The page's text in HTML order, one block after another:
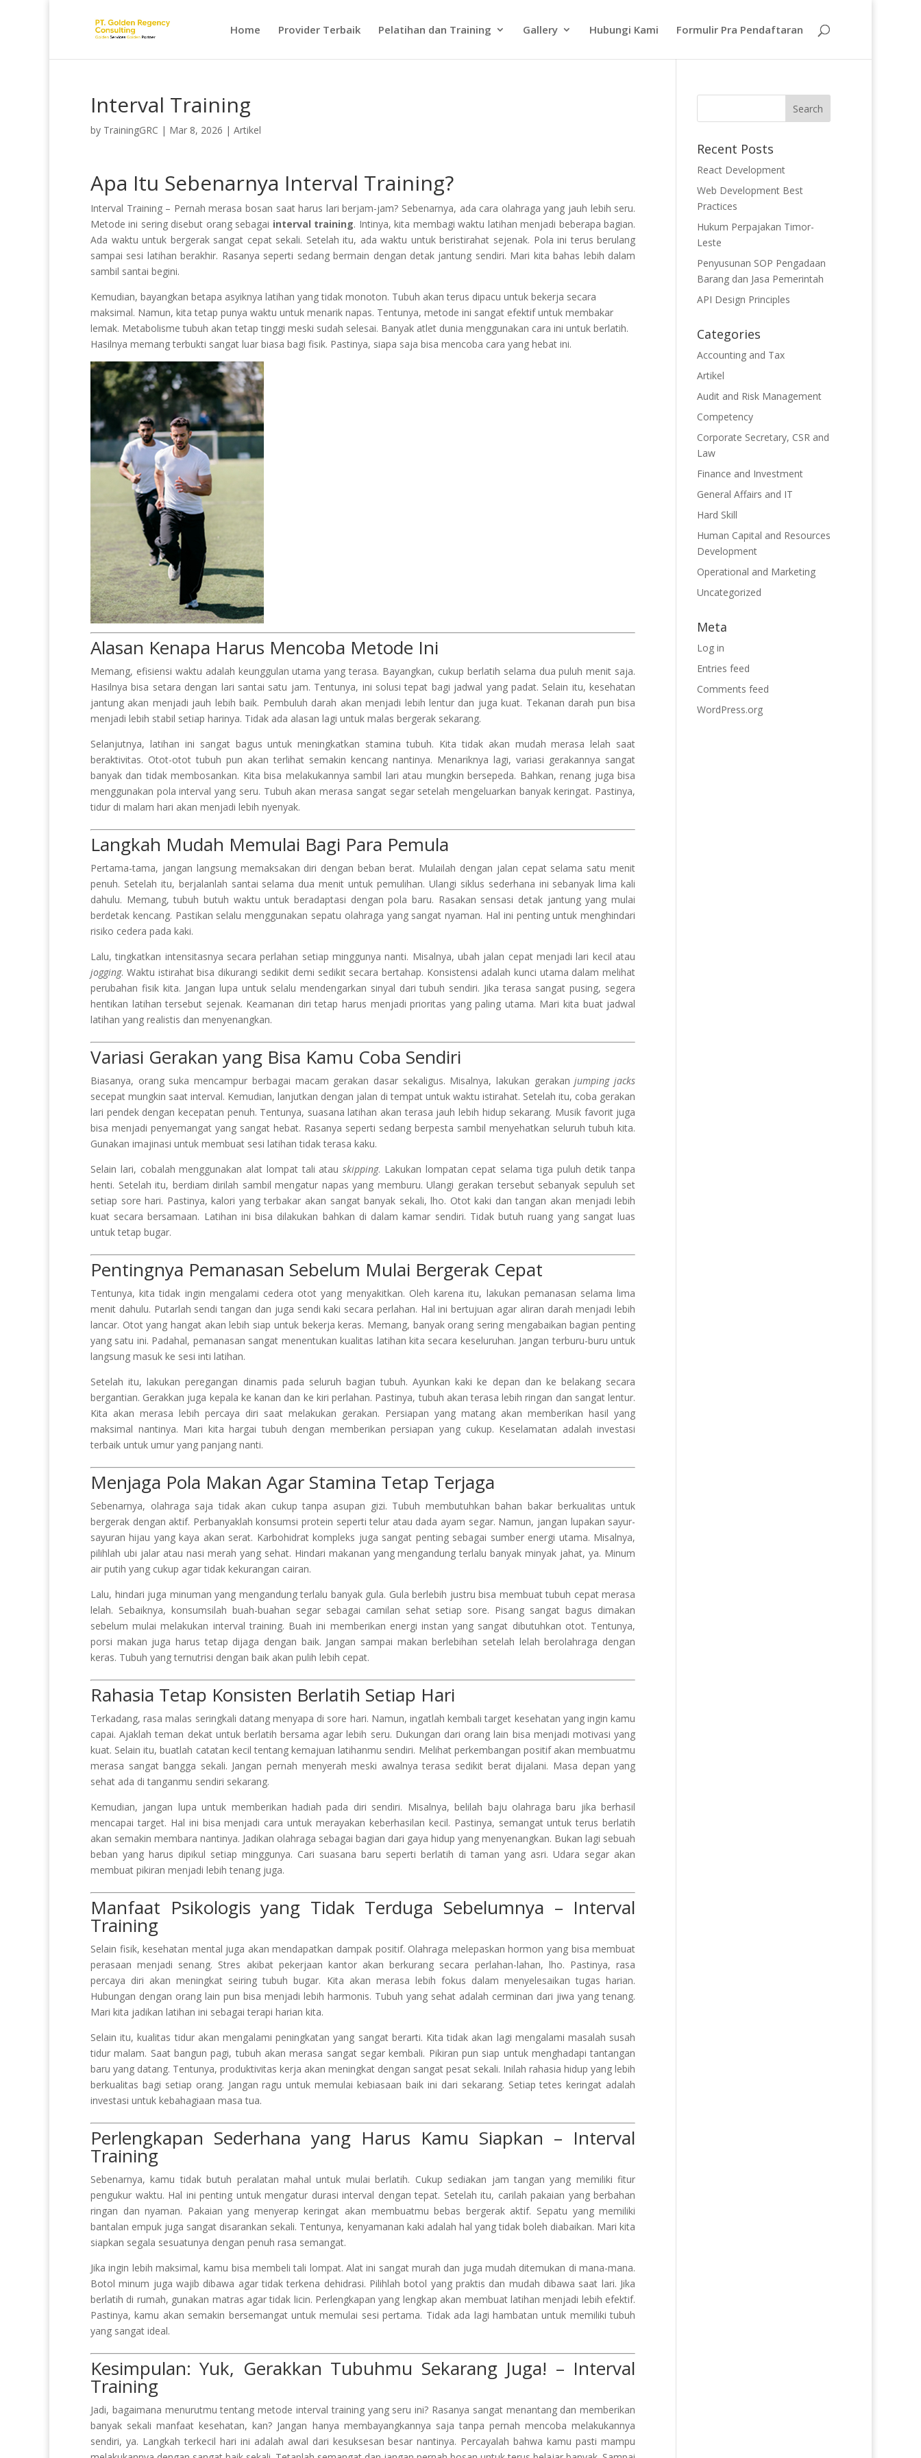
Home Provider Terbaik Pelatihan dan Training Gallery Hubungi Kami Formulir Pra Pendaftaran
Interval Training
by TrainingGRC | Mar 8, 2026 | Artikel
Apa Itu Sebenarnya Interval Training?
Interval Training – Pernah merasa bosan saat harus lari berjam-jam? Sebenarnya, ada cara olahraga yang jauh lebih seru.
Metode ini sering disebut orang sebagai interval training. Intinya, kita membagi waktu latihan menjadi beberapa bagian.
Ada waktu untuk bergerak sangat cepat sekali. Setelah itu, ada waktu untuk beristirahat sejenak. Pola ini terus berulang
sampai sesi latihan berakhir. Rasanya seperti sedang bermain dengan detak jantung sendiri. Mari kita bahas lebih dalam
sambil santai begini.
Kemudian, bayangkan betapa asyiknya latihan yang tidak monoton. Tubuh akan terus dipacu untuk bekerja secara
maksimal. Namun, kita tetap punya waktu untuk menarik napas. Tentunya, metode ini sangat efektif untuk membakar
lemak. Metabolisme tubuh akan tetap tinggi meski sudah selesai. Banyak atlet dunia menggunakan cara ini untuk berlatih.
Hasilnya memang terbukti sangat luar biasa bagi fisik. Pastinya, siapa saja bisa mencoba cara yang hebat ini.
Alasan Kenapa Harus Mencoba Metode Ini
Memang, efisiensi waktu adalah keunggulan utama yang terasa. Bayangkan, cukup berlatih selama dua puluh menit saja.
Hasilnya bisa setara dengan lari santai satu jam. Tentunya, ini solusi tepat bagi jadwal yang padat. Selain itu, kesehatan
jantung akan menjadi jauh lebih baik. Pembuluh darah akan menjadi lebih lentur dan juga kuat. Tekanan darah pun bisa
menjadi lebih stabil setiap harinya. Tidak ada alasan lagi untuk malas bergerak sekarang.
Selanjutnya, latihan ini sangat bagus untuk meningkatkan stamina tubuh. Kita tidak akan mudah merasa lelah saat
beraktivitas. Otot-otot tubuh pun akan terlihat semakin kencang nantinya. Menariknya lagi, variasi gerakannya sangat
banyak dan tidak membosankan. Kita bisa melakukannya sambil lari atau mungkin bersepeda. Bahkan, renang juga bisa
menggunakan pola interval yang seru. Tubuh akan merasa sangat segar setelah mengeluarkan banyak keringat. Pastinya,
tidur di malam hari akan menjadi lebih nyenyak.
Langkah Mudah Memulai Bagi Para Pemula
Pertama-tama, jangan langsung memaksakan diri dengan beban berat. Mulailah dengan jalan cepat selama satu menit
penuh. Setelah itu, berjalanlah santai selama dua menit untuk pemulihan. Ulangi siklus sederhana ini sebanyak lima kali
dahulu. Memang, tubuh butuh waktu untuk beradaptasi dengan pola baru. Rasakan sensasi detak jantung yang mulai
berdetak kencang. Pastikan selalu menggunakan sepatu olahraga yang sangat nyaman. Hal ini penting untuk menghindari
risiko cedera pada kaki.
Lalu, tingkatkan intensitasnya secara perlahan setiap minggunya nanti. Misalnya, ubah jalan cepat menjadi lari kecil atau
jogging. Waktu istirahat bisa dikurangi sedikit demi sedikit secara bertahap. Konsistensi adalah kunci utama dalam melihat
perubahan fisik kita. Jangan lupa untuk selalu mendengarkan sinyal dari tubuh sendiri. Jika terasa sangat pusing, segera
hentikan latihan tersebut sejenak. Keamanan diri tetap harus menjadi prioritas yang paling utama. Mari kita buat jadwal
latihan yang realistis dan menyenangkan.
Variasi Gerakan yang Bisa Kamu Coba Sendiri
Biasanya, orang suka mencampur berbagai macam gerakan dasar sekaligus. Misalnya, lakukan gerakanjumping jacks
secepat mungkin saat interval. Kemudian, lanjutkan dengan jalan di tempat untuk waktu istirahat. Setelah itu, coba gerakan
lari pendek dengan kecepatan penuh. Tentunya, suasana latihan akan terasa jauh lebih hidup sekarang. Musik favorit juga
bisa menjadi penyemangat yang sangat hebat. Rasanya seperti sedang berpesta sambil menyehatkan seluruh tubuh kita.
Gunakan imajinasi untuk membuat sesi latihan tidak terasa kaku.
Selain lari, cobalah menggunakan alat lompat tali atauskipping. Lakukan lompatan cepat selama tiga puluh detik tanpa
henti. Setelah itu, berdiam dirilah sambil mengatur napas yang memburu. Ulangi gerakan tersebut sebanyak sepuluh set
setiap sore hari. Pastinya, kalori yang terbakar akan sangat banyak sekali, lho. Otot kaki dan tangan akan menjadi lebih
kuat secara bersamaan. Latihan ini bisa dilakukan bahkan di dalam kamar sendiri. Tidak butuh ruang yang sangat luas
untuk tetap bugar.
Pentingnya Pemanasan Sebelum Mulai Bergerak Cepat
Tentunya, kita tidak ingin mengalami cedera otot yang menyakitkan. Oleh karena itu, lakukan pemanasan selama lima
menit dahulu. Putarlah sendi tangan dan juga sendi kaki secara perlahan. Hal ini bertujuan agar aliran darah menjadi lebih
lancar. Otot yang hangat akan lebih siap untuk bekerja keras. Memang, banyak orang sering mengabaikan bagian penting
yang satu ini. Padahal, pemanasan sangat menentukan kualitas latihan kita secara keseluruhan. Jangan terburu-buru untuk
langsung masuk ke sesi inti latihan.
Setelah itu, lakukan peregangan dinamis pada seluruh bagian tubuh. Ayunkan kaki ke depan dan ke belakang secara
bergantian. Gerakkan juga kepala ke kanan dan ke kiri perlahan. Pastinya, tubuh akan terasa lebih ringan dan sangat lentur.
Kita akan merasa lebih percaya diri saat melakukan gerakan. Persiapan yang matang akan memberikan hasil yang
maksimal nantinya. Mari kita hargai tubuh dengan memberikan persiapan yang cukup. Keselamatan adalah investasi
terbaik untuk umur yang panjang nanti.
Menjaga Pola Makan Agar Stamina Tetap Terjaga
Sebenarnya, olahraga saja tidak akan cukup tanpa asupan gizi. Tubuh membutuhkan bahan bakar berkualitas untuk
bergerak dengan aktif. Perbanyaklah konsumsi protein seperti telur atau dada ayam segar. Namun, jangan lupakan sayur-
sayuran hijau yang kaya akan serat. Karbohidrat kompleks juga sangat penting sebagai sumber energi utama. Misalnya,
pilihlah ubi jalar atau nasi merah yang sehat. Hindari makanan yang mengandung terlalu banyak minyak jahat, ya. Minum
air putih yang cukup agar tidak kekurangan cairan.
Lalu, hindari juga minuman yang mengandung terlalu banyak gula. Gula berlebih justru bisa membuat tubuh cepat merasa
lelah. Sebaiknya, konsumsilah buah-buahan segar sebagai camilan sehat setiap sore. Pisang sangat bagus dimakan
sebelum mulai melakukan interval training. Buah ini memberikan energi instan yang sangat dibutuhkan otot. Tentunya,
porsi makan juga harus tetap dijaga dengan baik. Jangan sampai makan berlebihan setelah lelah berolahraga dengan
keras. Tubuh yang ternutrisi dengan baik akan pulih lebih cepat.
Rahasia Tetap Konsisten Berlatih Setiap Hari
Terkadang, rasa malas seringkali datang menyapa di sore hari. Namun, ingatlah kembali target kesehatan yang ingin kamu
capai. Ajaklah teman dekat untuk berlatih bersama agar lebih seru. Dukungan dari orang lain bisa menjadi motivasi yang
kuat. Selain itu, buatlah catatan kecil tentang kemajuan latihanmu sendiri. Melihat perkembangan positif akan membuatmu
merasa sangat bangga sekali. Jangan pernah menyerah meski awalnya terasa sedikit berat dijalani. Masa depan yang
sehat ada di tanganmu sendiri sekarang.
Kemudian, jangan lupa untuk memberikan hadiah pada diri sendiri. Misalnya, belilah baju olahraga baru jika berhasil
mencapai target. Hal ini bisa menjadi cara untuk merayakan keberhasilan kecil. Pastinya, semangat untuk terus berlatih
akan semakin membara nantinya. Jadikan olahraga sebagai bagian dari gaya hidup yang menyenangkan. Bukan lagi sebuah
beban yang harus dipikul setiap minggunya. Cari suasana baru seperti berlatih di taman yang asri. Udara segar akan
membuat pikiran menjadi lebih tenang juga.
Manfaat Psikologis yang Tidak Terduga Sebelumnya – Interval
Training
Selain fisik, kesehatan mental juga akan mendapatkan dampak positif. Olahraga melepaskan hormon yang bisa membuat
perasaan menjadi senang. Stres akibat pekerjaan kantor akan berkurang secara perlahan-lahan, lho. Pastinya, rasa
percaya diri akan meningkat seiring tubuh bugar. Kita akan merasa lebih fokus dalam menyelesaikan tugas harian.
Hubungan dengan orang lain pun bisa menjadi lebih harmonis. Tubuh yang sehat adalah cerminan dari jiwa yang tenang.
Mari kita jadikan latihan ini sebagai terapi harian kita.
Selain itu, kualitas tidur akan mengalami peningkatan yang sangat berarti. Kita tidak akan lagi mengalami masalah susah
tidur malam. Saat bangun pagi, tubuh akan merasa sangat segar kembali. Pikiran pun siap untuk menghadapi tantangan
baru yang datang. Tentunya, produktivitas kerja akan meningkat dengan sangat pesat sekali. Inilah rahasia hidup yang lebih
berkualitas bagi setiap orang. Jangan ragu untuk memulai kebiasaan baik ini dari sekarang. Setiap tetes keringat adalah
investasi untuk kebahagiaan masa tua.
Perlengkapan Sederhana yang Harus Kamu Siapkan – Interval
Training
Sebenarnya, kamu tidak butuh peralatan mahal untuk mulai berlatih. Cukup sediakan jam tangan yang memiliki fitur
pengukur waktu. Hal ini penting untuk mengatur durasi interval dengan tepat. Setelah itu, carilah pakaian yang berbahan
ringan dan nyaman. Pakaian yang menyerap keringat akan membuatmu bebas bergerak aktif. Sepatu yang memiliki
bantalan empuk juga sangat disarankan sekali. Tentunya, kenyamanan kaki adalah hal yang tidak boleh diabaikan. Mari kita
siapkan segala sesuatunya dengan penuh rasa semangat.
Jika ingin lebih maksimal, kamu bisa membeli tali lompat. Alat ini sangat murah dan juga mudah ditemukan di mana-mana.
Botol minum juga wajib dibawa agar tidak terkena dehidrasi. Pilihlah botol yang praktis dan mudah dibawa saat lari. Jika
berlatih di rumah, gunakan matras agar tidak licin. Perlengkapan yang lengkap akan membuat latihan menjadi lebih efektif.
Pastinya, kamu akan semakin bersemangat untuk memulai sesi pertama. Tidak ada lagi hambatan untuk memiliki tubuh
yang sangat ideal.
Kesimpulan: Yuk, Gerakkan Tubuhmu Sekarang Juga! – Interval
Training
Jadi, bagaimana menurutmu tentang metode interval training yang seru ini? Rasanya sangat menantang dan memberikan
banyak sekali manfaat kesehatan, kan? Jangan hanya membayangkannya saja tanpa pernah mencoba melakukannya
sendiri, ya. Langkah terkecil hari ini adalah awal dari kesuksesan besar nantinya. Percayalah bahwa kamu pasti mampu
Recent Posts
React Development
Web Development Best
Practices
Hukum Perpajakan Timor-
Leste
Penyusunan SOP Pengadaan
Barang dan Jasa Pemerintah
API Design Principles
Categories
Accounting and Tax
Artikel
Audit and Risk Management
Competency
Corporate Secretary, CSR and
Law
Finance and Investment
General Affairs and IT
Hard Skill
Human Capital and Resources
Development
Operational and Marketing
Uncategorized
Meta
Log in
Entries feed
Comments feed
WordPress.org